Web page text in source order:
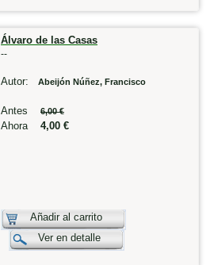
Álvaro de las Casas
--
Autor: Abeijón Núñez, Francisco
Antes 6,00 €
Ahora 4,00 €
Añadir al carrito
Ver en detalle